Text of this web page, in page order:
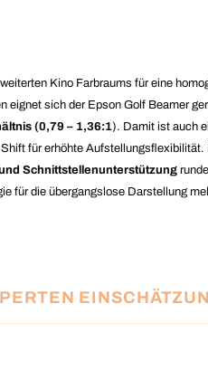
Kino Farbraums für eine
sich der Epson Golf Beamer
(0,79 – 1,36:1). Damit ist auch
für erhöhte
Schnittstellenunterstützung
für die übergangslose Darstellung